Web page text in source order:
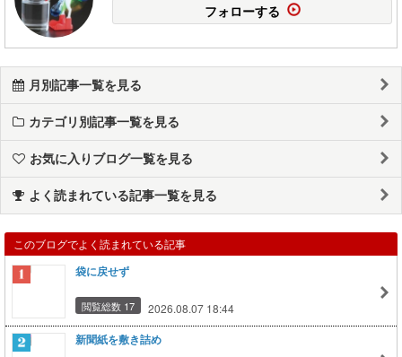
フォローする
月別記事一覧を見る
カテゴリ別記事一覧を見る
お気に入りブログ一覧を見る
よく読まれている記事一覧を見る
このブログでよく読まれている記事
袋に戻せず
閲覧総数 17 2026.08.07 18:44
新聞紙を敷き詰め